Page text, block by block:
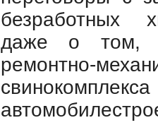
безработных
даже о том,
ремонтно-